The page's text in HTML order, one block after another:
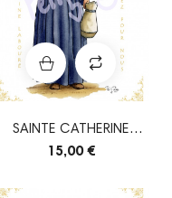
SAINTE CATHERINE
LABOURÉ
15,00 €